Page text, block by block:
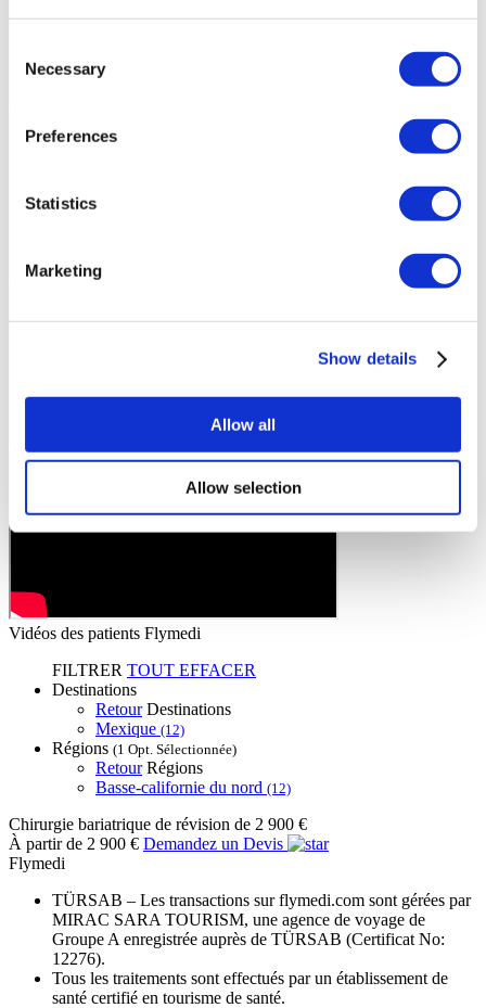
Selection
Necessary
Preferences
Statistics
Marketing
Show details
Allow all
Allow selection
Vidéos des patients Flymedi
FILTRER TOUT EFFACER
Destinations
Retour Destinations
Mexique (12)
Régions (1 Opt. Sélectionnée)
Retour Régions
Basse-californie du nord (12)
Chirurgie bariatrique de révision de 2 900 €
À partir de 2 900 € Demandez un Devis
Flymedi
TÜRSAB – Les transactions sur flymedi.com sont gérées par
MIRAC SARA TOURISM, une agence de voyage de
Groupe A enregistrée auprès de TÜRSAB (Certificat No:
12276).
Tous les traitements sont effectués par un établissement de
santé certifié en tourisme de santé.